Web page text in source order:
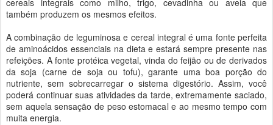
cereais integrais como milho, trigo, cevadinha ou aveia que
também produzem os mesmos efeitos.
A combinação de leguminosa e cereal integral é uma fonte perfeita
de aminoácidos essenciais na dieta e estará sempre presente nas
refeições. A fonte protéica vegetal, vinda do feijão ou de derivados
da soja (carne de soja ou tofu), garante uma boa porção do
nutriente, sem sobrecarregar o sistema digestório. Assim, você
poderá continuar suas atividades da tarde, extremamente saciado,
sem aquela sensação de peso estomacal e ao mesmo tempo com
muita energia.